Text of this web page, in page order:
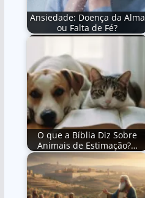
Ansiedade: Doença da Alma
ou Falta de Fé?
O que a Bíblia Diz Sobre
Animais de Estimação?…